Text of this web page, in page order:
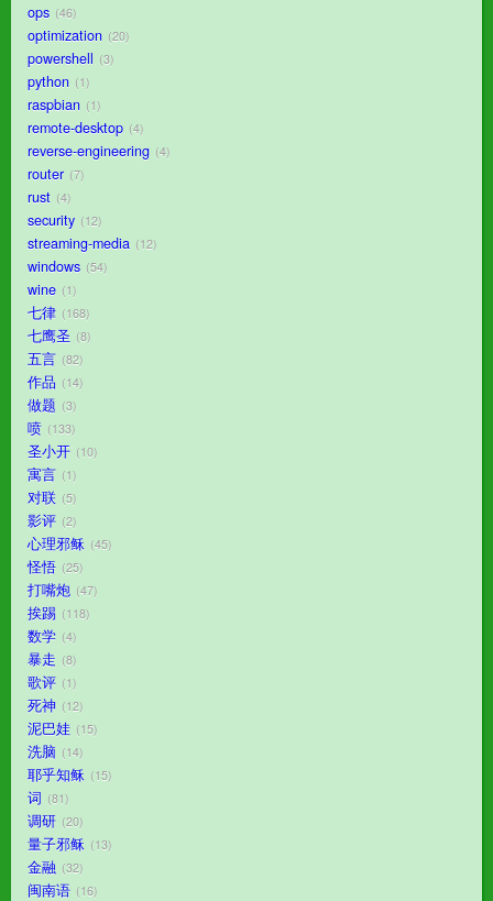
ops 46
optimization 20
powershell 3
python 1
raspbian 1
remote-desktop 4
reverse-engineering 4
router 7
rust 4
security 12
streaming-media 12
windows 54
wine 1
七律 168
七鹰圣 8
五言 82
作品 14
做题 3
喷 133
圣小开 10
寓言 1
对联 5
影评 2
心理邪稣 45
怪悟 25
打嘴炮 47
挨踢 118
数学 4
暴走 8
歌评 1
死神 12
泥巴娃 15
洗脑 14
耶乎知稣 15
词 81
调研 20
量子邪稣 13
金融 32
闽南语 16